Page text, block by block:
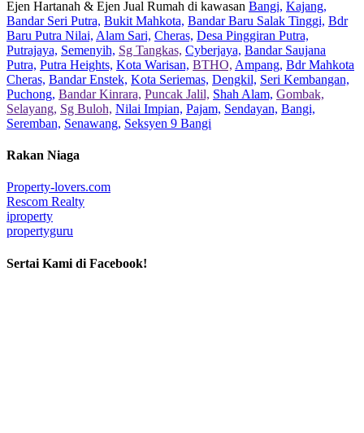
Ejen Hartanah & Ejen Jual Rumah di kawasan Bangi, Kajang,
Bandar Seri Putra, Bukit Mahkota, Bandar Baru Salak Tinggi, Bdr
Baru Putra Nilai, Alam Sari, Cheras, Desa Pinggiran Putra,
Putrajaya, Semenyih, Sg Tangkas, Cyberjaya, Bandar Saujana
Putra, Putra Heights, Kota Warisan, BTHO, Ampang, Bdr Mahkota
Cheras, Bandar Enstek, Kota Seriemas, Dengkil, Seri Kembangan,
Puchong, Bandar Kinrara, Puncak Jalil, Shah Alam, Gombak,
Selayang, Sg Buloh, Nilai Impian, Pajam, Sendayan, Bangi,
Seremban, Senawang, Seksyen 9 Bangi
Rakan Niaga
Property-lovers.com
Rescom Realty
iproperty
propertyguru
Sertai Kami di Facebook!